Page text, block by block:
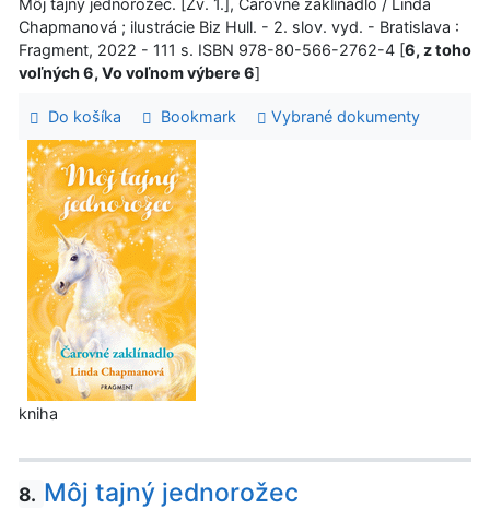
Chapmanová ; ilustrácie Biz Hull. - 2. slov. vyd. - Bratislava :
Fragment, 2022 - 111 s. ISBN 978-80-566-2762-4 [6, z toho
voľných 6, Vo voľnom výbere 6]
Do košíka Bookmark Vybrané dokumenty
kniha
8. Môj tajný jednorožec